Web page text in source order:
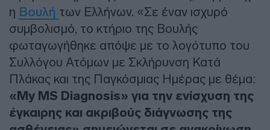
η Βουλή των Ελλήνων. «Σε έναν ισχυρό
συμβολισμό, το κτήριο της Βουλής
φωταγωγήθηκε απόψε με το λογότυπο του
Συλλόγου Ατόμων με Σκλήρυνση Κατά
Πλάκας και της Παγκόσμιας Ημέρας με θέμα:
«My MS Diagnosis» για την ενίσχυση της
έγκαιρης και ακριβούς διάγνωσης της